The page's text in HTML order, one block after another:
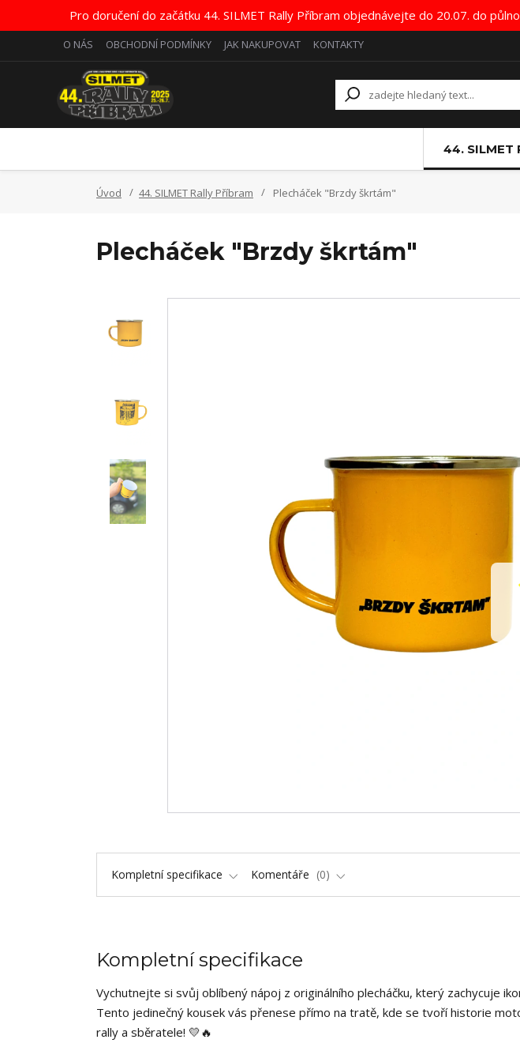
Pro doručení do začátku 44. SILMET Rally Příbram objednávejte do 20.07. do
O NÁS OBCHODNÍ PODMÍNKY JAK NAKUPOVAT KONTAKTY
44. SILMET
Úvod 44. SILMET Rally Příbram Plecháček "Brzdy škrtám"
Plecháček "Brzdy škrtám"
Kompletní specifikace Komentáře 0
Kompletní specifikace
Vychutnejte si svůj oblíbený nápoj z originálního plecháčku, který zachycuje
Tento jedinečný kousek vás přenese přímo na tratě, kde se tvoří historie
rally a sběratele! 💛🔥